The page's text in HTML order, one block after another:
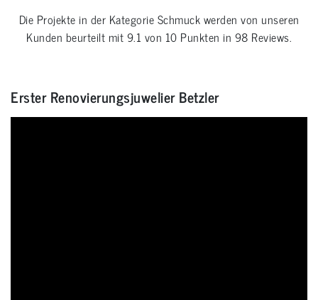
Die Projekte in der KategorieSchmuckwerden von unseren
Kunden beurteilt mit9.1 von 10 Punkten in 98 Reviews.
Erster Renovierungsjuwelier Betzler